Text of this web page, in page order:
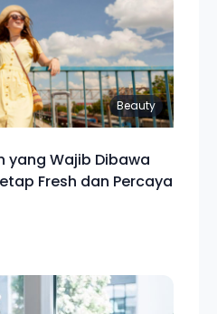
Beauty
yang Wajib Dibawa
Fresh dan Percaya